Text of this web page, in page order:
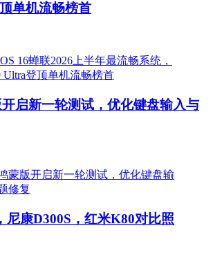
单机流畅榜首
启新一轮测试，优化键盘输入与
尼康D300S，红米K80对比照